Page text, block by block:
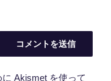
Akismet を使って